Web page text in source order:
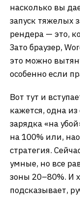
насколько вы
запуск тяжелых
рендера — это,
Зато браузер,
это можно
особенно если
Вот тут и
кажется, одна
зарядка «на
на 100% или,
стратегия.
умные, но все
зоны 20–80%. И
подсказывает,